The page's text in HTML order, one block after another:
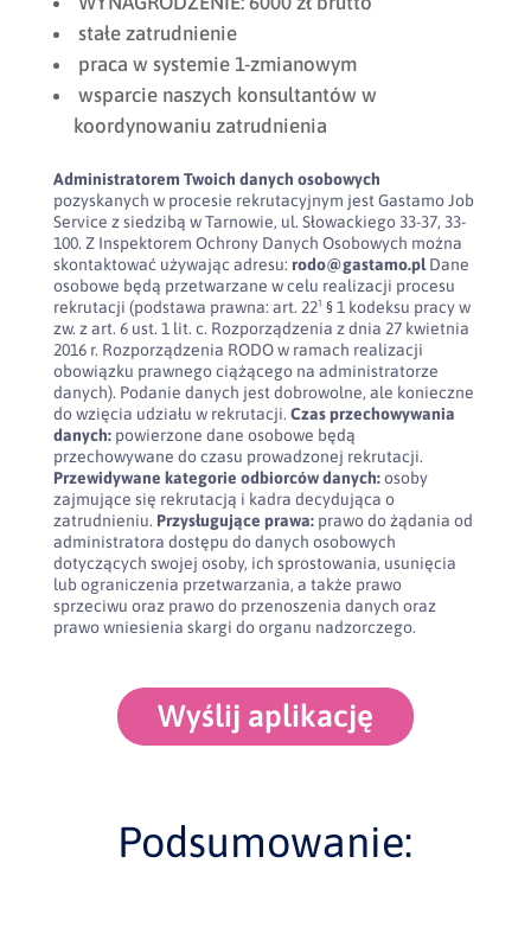
stałe zatrudnienie
praca w systemie 1-zmianowym
wsparcie naszych konsultantów w
koordynowaniu zatrudnienia
Administratorem Twoich danych osobowych
pozyskanych w procesie rekrutacyjnym jest Gastamo Job
Service z siedzibą w Tarnowie, ul. Słowackiego 33-37, 33-
100. Z Inspektorem Ochrony Danych Osobowych można
skontaktować używając adresu: rodo@gastamo.plDane
osobowe będą przetwarzane w celu realizacji procesu
rekrutacji (podstawa prawna: art. 22¹ § 1 kodeksu pracy w
zw. z art. 6 ust. 1 lit. c. Rozporządzenia z dnia 27 kwietnia
2016 r. Rozporządzenia RODO w ramach realizacji
obowiązku prawnego ciążącego na administratorze
danych). Podanie danych jest dobrowolne, ale konieczne
do wzięcia udziału w rekrutacji. Czas przechowywania
danych:powierzone dane osobowe będą
przechowywane do czasu prowadzonej rekrutacji.
Przewidywane kategorie odbiorców danych:osoby
zajmujące się rekrutacją i kadra decydująca o
zatrudnieniu. Przysługujące prawa:prawo do żądania od
administratora dostępu do danych osobowych
dotyczących swojej osoby, ich sprostowania, usunięcia
lub ograniczenia przetwarzania, a także prawo
sprzeciwu oraz prawo do przenoszenia danych oraz
prawo wniesienia skargi do organu nadzorczego.
Wyślij aplikację
Podsumowanie: